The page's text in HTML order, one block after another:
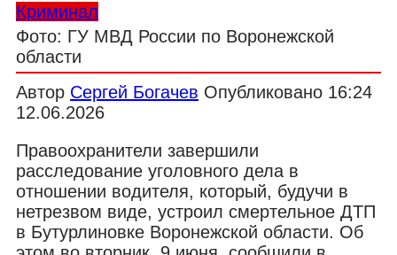
Криминал
Фото: ГУ МВД России по Воронежской
области
Автор Сергей Богачев Опубликовано 16:24
12.06.2026
Правоохранители завершили
расследование уголовного дела в
отношении водителя, который, будучи в
нетрезвом виде, устроил смертельное ДТП
в Бутурлиновке Воронежской области. Об